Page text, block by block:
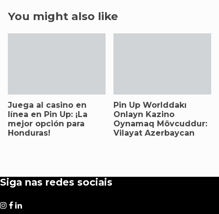
You might also like
Juega al casino en
línea en Pin Up: ¡La
mejor opción para
Honduras!
Pin Up Worlddakı
Onlayn Kazino
Oynamaq Mövcuddur:
Vilayat Azerbaycan
Siga nas redes sociais